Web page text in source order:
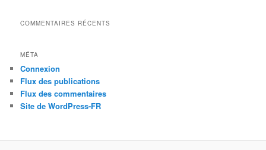
COMMENTAIRES RÉCENTS
MÉTA
Connexion
Flux des publications
Flux des commentaires
Site de WordPress-FR